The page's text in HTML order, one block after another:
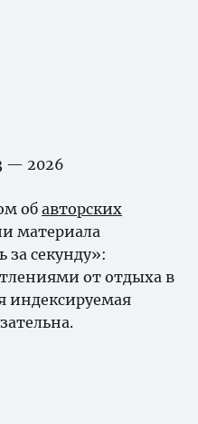
— 2026
об авторских
материала
секунду»:
от отдыха в
индексируемая